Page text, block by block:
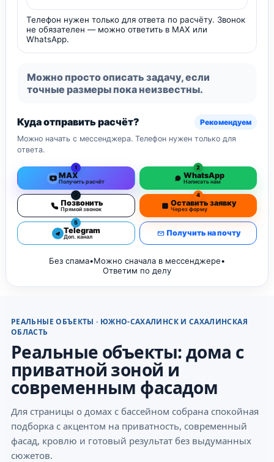
Телефон нужен только для ответа по расчёту. Звонок
не обязателен — можно ответить в MAX или
WhatsApp.
Можно просто описать задачу, если
точные размеры пока неизвестны.
Куда отправить расчёт?
Рекомендуем
Можно начать с мессенджера. Телефон нужен только для
ответа.
1
MAX
Получить расчёт
2
WhatsApp
Написать нам
3
Позвонить
Прямой звонок
4
Оставить заявку
Через форму
5
Telegram
Доп. канал Получить на почту
Без спама•Можно сначала в мессенджере•
Ответим по делу
РЕАЛЬНЫЕ ОБЪЕКТЫ · ЮЖНО-САХАЛИНСК И САХАЛИНСКАЯ
ОБЛАСТЬ
Реальные объекты: дома с
приватной зоной и
современным фасадом
Для страницы о домах с бассейном собрана спокойная
подборка с акцентом на приватность, современный
фасад, кровлю и готовый результат без выдуманных
сюжетов.